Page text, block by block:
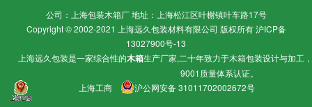
公司：上海包装木箱厂 地址：上海松江区叶榭镇叶车路17号
Copyright © 2002-2021 上海远久包装材料有限公司 版权所有沪ICP备
13027900号-13
上海远久包装是一家综合性的木箱生产厂家,二十年致力于木箱包装设计与加工
9001质量体系认证。
上海工商
沪公网安备 31011702002672号